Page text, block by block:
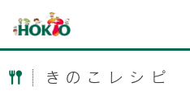
きのこレシピ